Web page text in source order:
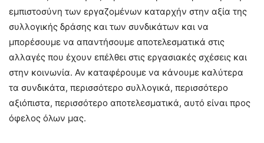
εμπιστοσύνη των εργαζομένων καταρχήν στην αξία της
συλλογικής δράσης και των συνδικάτων και να
μπορέσουμε να απαντήσουμε αποτελεσματικά στις
αλλαγές που έχουν επέλθει στις εργασιακές σχέσεις και
στην κοινωνία. Αν καταφέρουμε να κάνουμε καλύτερα
τα συνδικάτα, περισσότερο συλλογικά, περισσότερο
αξιόπιστα, περισσότερο αποτελεσματικά, αυτό είναι προς
όφελος όλων μας.